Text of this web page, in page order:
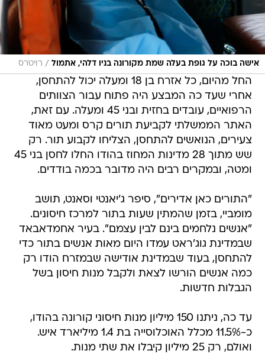
אישה בוכה על גופת בעלה שמת מקורונה בניו דלהי, אתמול / רויטרס
החל מהיום, כל אזרח בן 18 ומעלה יכול להתחסן,
אחרי שעד כה המבצע היה פתוח עבור הצוותים
הרפואיים, עובדים בחזית ובני 45 ומעלה. עם זאת,
האתר הממשלתי לקביעת תורים קרס ומעט מאוד
צעירים, הנואשים להתחסן, הצליחו לקבוע תור. רק
שש מתוך 28 מדינות המחוז בהודו החלו לחסן בני 45
ומטה, ובמקרים רבים היה מדובר בכמה בודדים.
"התורים כאן אדירים", סיפר ג'יאנטי וסאנט, תושב
מומביי, בזמן שהמתין שעות בתור למרכז חיסונים.
"אנשים נלחמים בינם לבין עצמם". בעיר אחמדאבאד
שבמדינת גוג'ראט עמדו היום מאות אנשים בתור כדי
להתחסן, בעוד שבמדינת אודישה שבמזרח הודו רק
כמה אנשים הורשו לצאת ולקבל מנות חיסון בשל
הגבלות חדשות.
עד כה, ניתנו 150 מיליון מנות חיסוני קורונה בהודו,
כ-11.5% מכלל האוכלוסייה בת 1.4 מיליארד איש.
ואולם, רק 25 מיליון קיבלו את שתי מנות.